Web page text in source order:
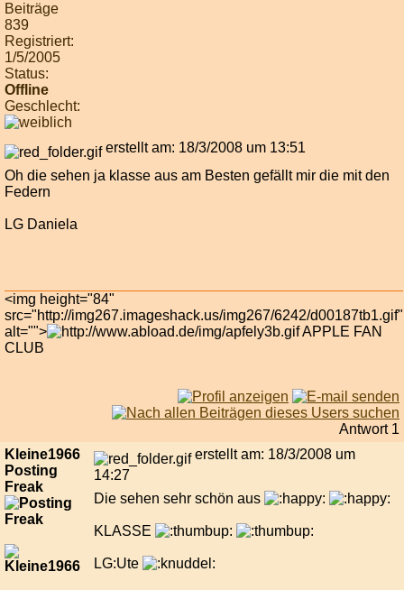
Beiträge
839
Registriert:
1/5/2005
Status:
Offline
Geschlecht:
erstellt am: 18/3/2008 um 13:51
Oh die sehen ja klasse aus am Besten gefällt mir die mit den
Federn
LG Daniela
<img height="84"
src="http://img267.imageshack.us/img267/6242/d00187tb1.gif"
alt="">
APPLE FAN
CLUB
Antwort 1
Kleine1966
Posting
Freak
erstellt am: 18/3/2008 um
14:27
Die sehen sehr schön aus
KLASSE
LG:Ute